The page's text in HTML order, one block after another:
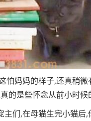
怕妈妈的样子,还真稍
的是些怀念从前小时候
主们,在母猫生完小猫